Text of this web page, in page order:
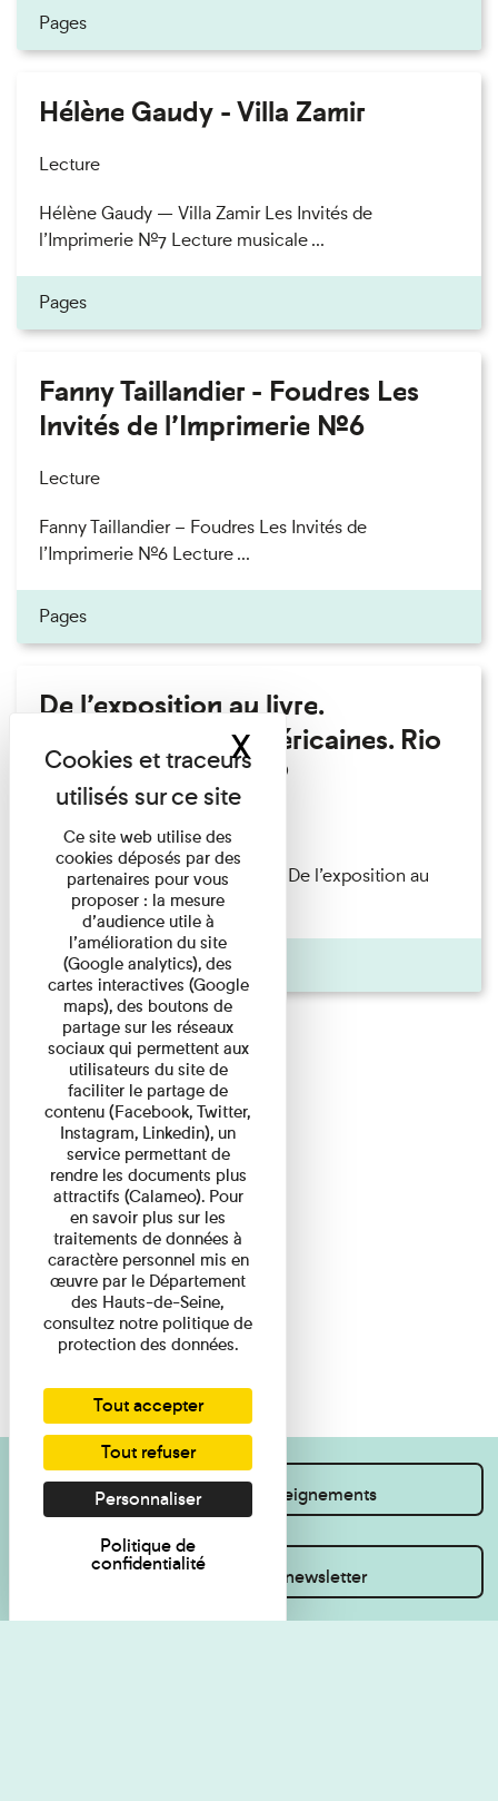
Pages
Hélène Gaudy - Villa Zamir
Lecture
Hélène Gaudy — Villa Zamir Les Invités de
l’Imprimerie n°7 Lecture musicale ...
Pages
Fanny Taillandier - Foudres Les
Invités de l’Imprimerie n°6
Lecture
Fanny Taillandier – Foudres Les Invités de
l’Imprimerie n°6 Lecture ...
Pages
De l’exposition au livre.
Modernités sud-américaines. Rio
– Buenos Aires 1909
Lecture
Les Invités de l’Imprimerie n°8. De l’exposition au
livre. Modernités ...
Pages
Je souhaite des renseignements
Inscrivez-vous à la newsletter
Ce site web utilise des
cookies déposés par des
partenaires pour vous
proposer : la mesure
d’audience utile à
l’amélioration du site
(Google analytics), des
cartes interactives (Google
maps), des boutons de
partage sur les réseaux
sociaux qui permettent aux
utilisateurs du site de
faciliter le partage de
contenu (Facebook, Twitter,
Instagram, Linkedin), un
service permettant de
rendre les documents plus
attractifs (Calameo). Pour
en savoir plus sur les
traitements de données à
caractère personnel mis en
œuvre par le Département
des Hauts-de-Seine,
consultez notre politique de
protection des données.
Tout accepter
Tout refuser
Personnaliser
Politique de
confidentialité
XMasquer le